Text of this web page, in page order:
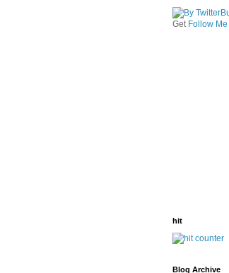
Get Follow
hit
Blog Archive